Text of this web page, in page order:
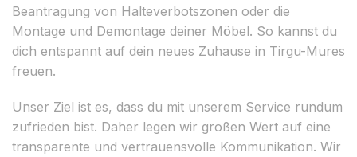
Beantragung von Halteverbotszonen oder die
Montage und Demontage deiner Möbel. So kannst du
dich entspannt auf dein neues Zuhause in Tirgu-Mures
freuen.
Unser Ziel ist es, dass du mit unserem Service rundum
zufrieden bist. Daher legen wir großen Wert auf eine
transparente und vertrauensvolle Kommunikation. Wir